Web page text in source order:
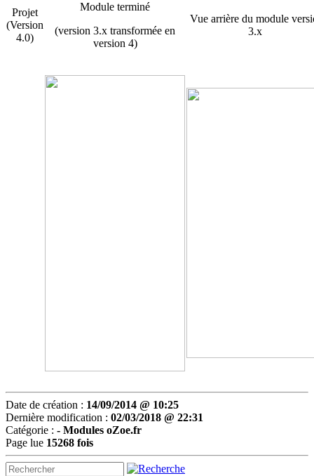
Projet
(Version
4.0)
Module terminé
(version 3.x transformée en
version 4)
Vue arrière du module
3.x
Date de création : 14/09/2014 @ 10:25
Dernière modification : 02/03/2018 @ 22:31
Catégorie : - Modules oZoe.fr
Page lue 15268 fois